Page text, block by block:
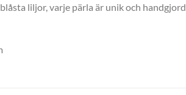
liljor, varje pärla är unik och handgjord.